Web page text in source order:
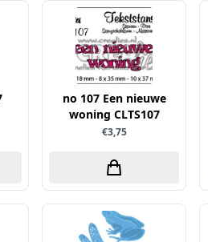
no 107 Een nieuwe
woning CLTS107
€3,75